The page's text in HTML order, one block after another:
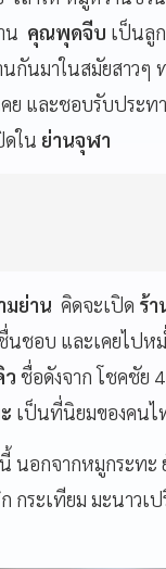
น คุณพุดจีบ เป็นลู
กันมาในสมัยสาวๆ
ย และชอบรับประ
ใน ย่านจุฬา
ย่าน คิดจะเปิด ร้
นชอบ และเคยไป
ชื่อดังจาก โชคชัย
เป็นที่นิยมของคนไ
อกจากหมูกระทะ
ระเทียม มะนาวเ